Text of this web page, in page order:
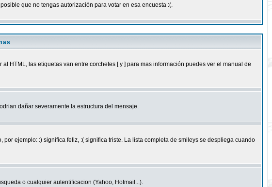
que no tengas autorización para votar en esa encuesta :(.
HTML, las etiquetas van entre corchetes [ y ] para mas información puedes ver el manual de
dañar severamente la estructura del mensaje.
ejemplo: :) significa feliz, :( significa triste. La lista completa de smileys se despliega cuando
o cualquier autentificacion (Yahoo, Hotmail...).